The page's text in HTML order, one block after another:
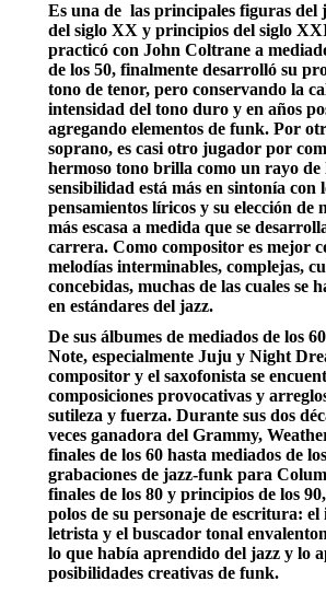
Es una de las principales figuras del
del siglo XX y principios del siglo
practicó con John Coltrane a
de los 50, finalmente desarrolló su
tono de tenor, pero conservando la
intensidad del tono duro y en años
agregando elementos de funk. Por
soprano, es casi otro jugador por
hermoso tono brilla como un rayo de
sensibilidad está más en sintonía con
pensamientos líricos y su elección de
más escasa a medida que se
carrera. Como compositor es mejor
melodías interminables, complejas,
concebidas, muchas de las cuales se
en estándares del jazz.
De sus álbumes de mediados de los
Note, especialmente Juju y Night
compositor y el saxofonista se
composiciones provocativas y
sutileza y fuerza. Durante sus dos
veces ganadora del Grammy,
finales de los 60 hasta mediados de
grabaciones de jazz-funk para
finales de los 80 y principios de los
polos de su personaje de escritura:
letrista y el buscador tonal
lo que había aprendido del jazz y lo
posibilidades creativas de funk.